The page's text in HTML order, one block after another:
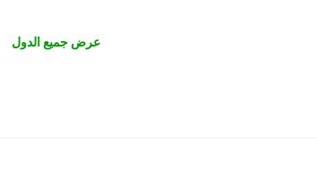
عرض جميع الدول